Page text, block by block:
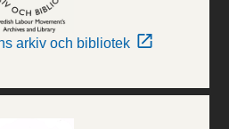
arkiv och bibliotek